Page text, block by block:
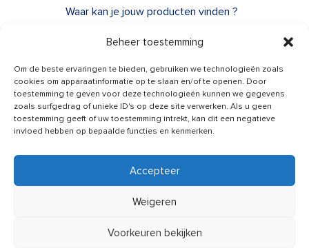
Beheer toestemming
Om de beste ervaringen te bieden, gebruiken we technologieën zoals
cookies om apparaatinformatie op te slaan en/of te openen. Door
toestemming te geven voor deze technologieën kunnen we gegevens
zoals surfgedrag of unieke ID's op deze site verwerken. Als u geen
toestemming geeft of uw toestemming intrekt, kan dit een negatieve
invloed hebben op bepaalde functies en kenmerken.
Accepteer
Weigeren
Voorkeuren bekijken
Heb je advies nodig?
Een vraag?
Waar kan je jouw producten vinden ?
Over Dilea
FAQ
Nieuws van ons ontvangen